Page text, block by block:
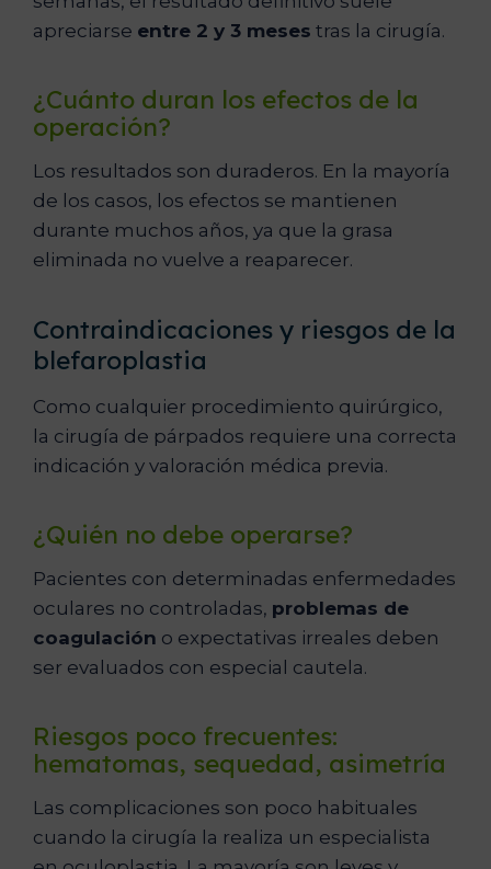
apreciarse entre 2 y 3 meses tras la cirugía.
¿Cuánto duran los efectos de la
operación?
Los resultados son duraderos. En la mayoría
de los casos, los efectos se mantienen
durante muchos años, ya que la grasa
eliminada no vuelve a reaparecer.
Contraindicaciones y riesgos de la
blefaroplastia
Como cualquier procedimiento quirúrgico,
la cirugía de párpados requiere una correcta
indicación y valoración médica previa.
¿Quién no debe operarse?
Pacientes con determinadas enfermedades
oculares no controladas, problemas de
coagulación o expectativas irreales deben
ser evaluados con especial cautela.
Riesgos poco frecuentes:
hematomas, sequedad, asimetría
Las complicaciones son poco habituales
cuando la cirugía la realiza un especialista